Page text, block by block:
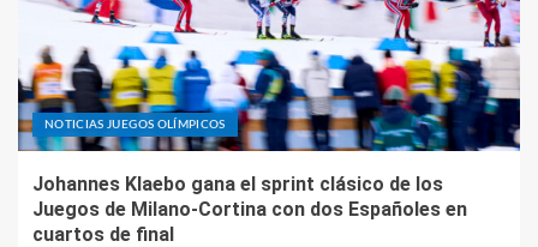
NOTICIAS JUEGOS OLÍMPICOS
Johannes Klaebo gana el sprint clásico de los
Juegos de Milano-Cortina con dos Españoles en
cuartos de final